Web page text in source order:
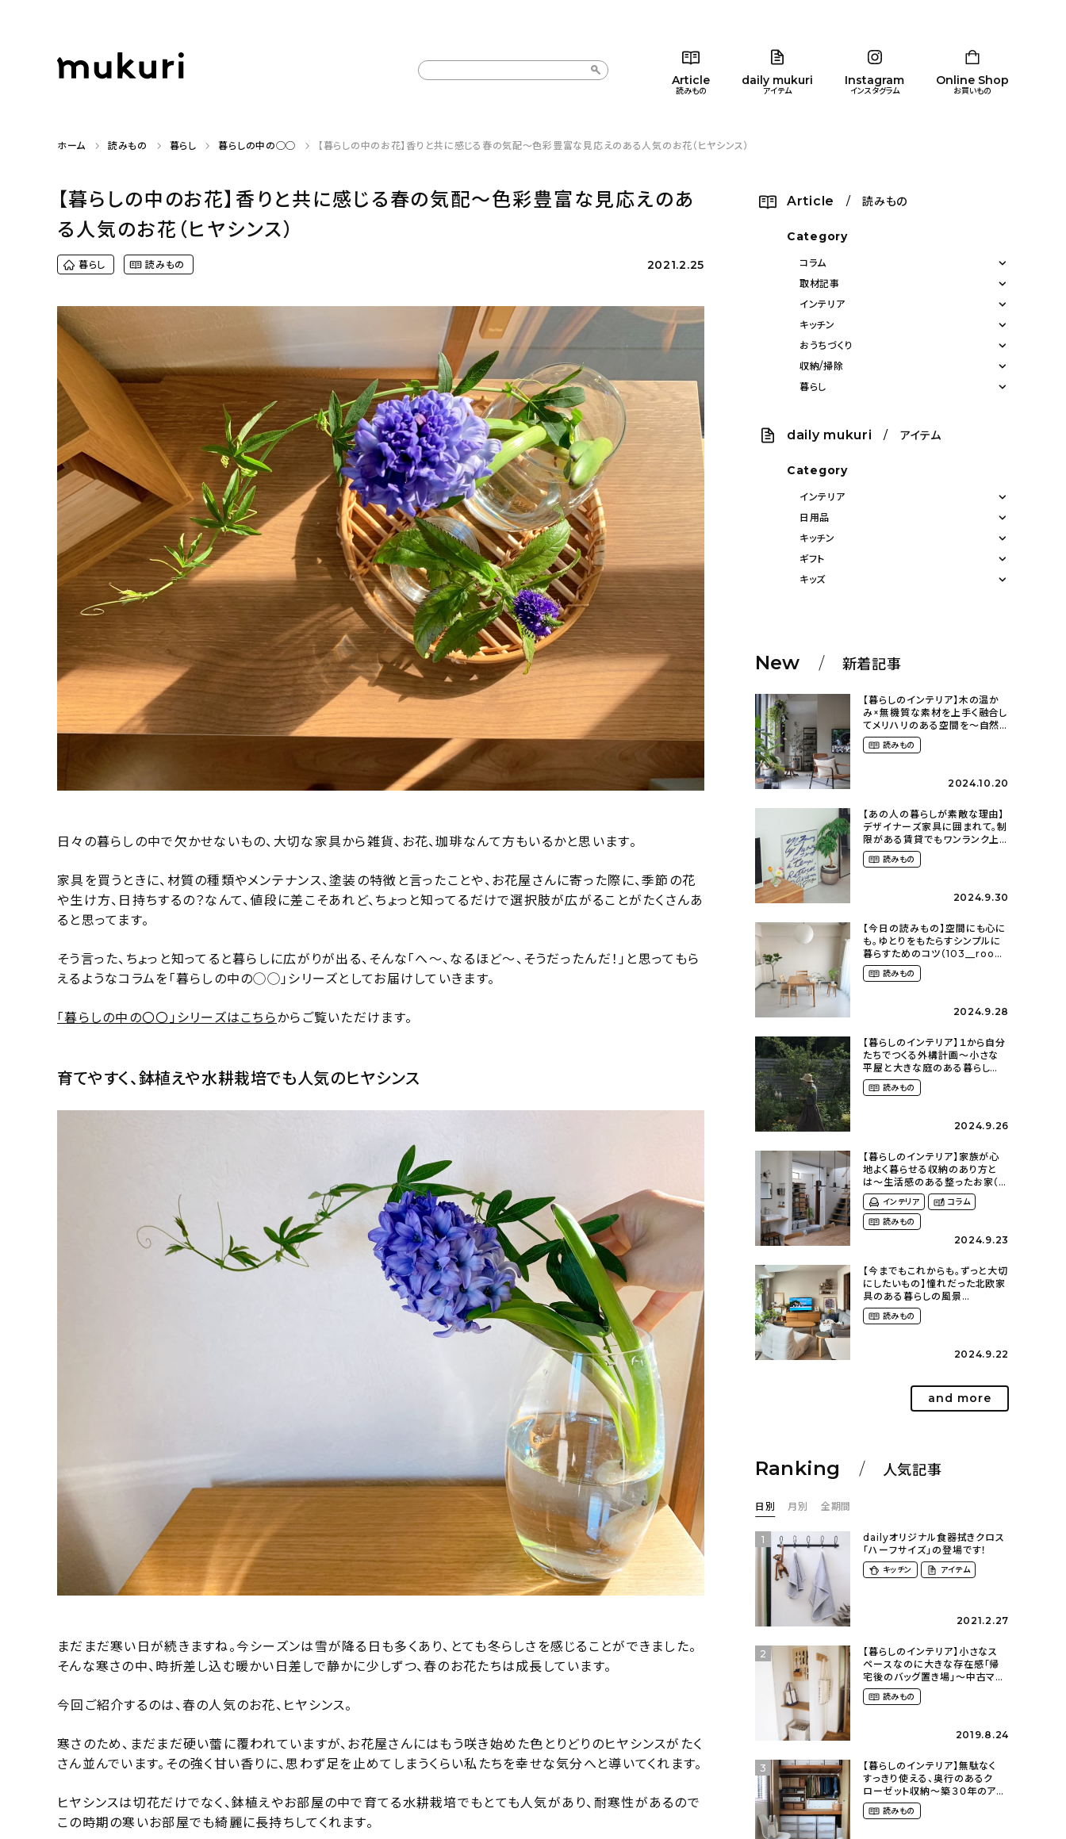
Article
読みもの
daily mukuri
アイテム
Instagram
インスタグラム
Online Shop
お買いもの
カテゴリー一覧 コラム
カテゴリー一覧 インテリア
ホーム 読みもの 暮らし 暮らしの中の◯◯ 【暮らしの中のお花】香りと共に感じる春の気配〜色彩豊富な見応えのある人気のお花（ヒヤシンス）
【暮らしの中のお花】香りと共に感じる春の気配〜色彩豊富な見応えのあ
る人気のお花（ヒヤシンス）
暮らし 読みもの 2021.2.25
日々の暮らしの中で欠かせないもの、大切な家具から雑貨、お花、珈琲なんて方もいるかと思います。
家具を買うときに、材質の種類やメンテナンス、塗装の特徴と言ったことや、お花屋さんに寄った際に、季節の花
や生け方、日持ちするの？なんて、値段に差こそあれど、ちょっと知ってるだけで選択肢が広がることがたくさんあ
ると思ってます。
そう言った、ちょっと知ってると暮らしに広がりが出る、そんな「へ〜、なるほど〜、そうだったんだ！」と思ってもら
えるようなコラムを「暮らしの中の◯◯」シリーズとしてお届けしていきます。
「暮らしの中の〇〇」シリーズはこちらからご覧いただけます。
育てやすく、鉢植えや水耕栽培でも人気のヒヤシンス
まだまだ寒い日が続きますね。今シーズンは雪が降る日も多くあり、とても冬らしさを感じることができました。
そんな寒さの中、時折差し込む暖かい日差しで静かに少しずつ、春のお花たちは成長しています。
今回ご紹介するのは、春の人気のお花、ヒヤシンス。
寒さのため、まだまだ硬い蕾に覆われていますが、お花屋さんにはもう咲き始めた色とりどりのヒヤシンスがたく
さん並んでいます。その強く甘い香りに、思わず足を止めてしまうくらい私たちを幸せな気分へと導いてくれます。
ヒヤシンスは切花だけでなく、鉢植えやお部屋の中で育てる水耕栽培でもとても人気があり、耐寒性があるので
この時期の寒いお部屋でも綺麗に長持ちしてくれます。
Article / 読みもの
Category
コラム
取材記事
インテリア
キッチン
おうちづくり
収納/掃除
暮らし
daily mukuri / アイテム
Category
インテリア
日用品
キッチン
ギフト
キッズ
New 新着記事
【暮らしのインテリア】木の温か
み×無機質な素材を上手く融合し
てメリハリのある空間を〜自然
に囲まれて暮らす（ki_no_ieさ
ん） 読みもの
2024.10.20
【あの人の暮らしが素敵な理由】
デザイナーズ家具に囲まれて。制
限がある賃貸でもワンランク上
のお部屋に〜狭くても好きな暮
らしのこと（_____chika708さ
読みもの
2024.9.30
【今日の読みもの】空間にも心に
も。ゆとりをもたらすシンプルに
暮らすためのコツ（103__room
さん）
読みもの
2024.9.28
【暮らしのインテリア】１から自分
たちでつくる外構計画〜小さな
平屋と大きな庭のある暮らし
（tsumikiniwaさん）
読みもの
2024.9.26
【暮らしのインテリア】家族が心
地よく暮らせる収納のあり方と
は〜生活感のある整ったお家（
kaya___ieさん）
インテリア
コラム
読みもの
2024.9.23
【今までもこれからも。ずっと大切
にしたいもの】憧れだった北欧家
具のある暮らしの風景
（m._.k_homeさん）
読みもの
2024.9.22
and more
Ranking 人気記事
日別 月別 全期間
1
dailyオリジナル食器拭きクロス
「ハーフサイズ」の登場です！
キッチン アイテム
2021.2.27
2
【暮らしのインテリア】小さなス
ペースなのに大きな存在感「帰
宅後のバッグ置き場」～中古マン
ションリノベーションで叶えたコ
ダワリの暮らし（cocoyuko___
読みもの
2019.8.24
3
【暮らしのインテリア】無駄なく
すっきり使える、奥行のあるク
ローゼット収納〜築３０年のア
パートにある暮らし
（mari_ppe_さん）
読みもの